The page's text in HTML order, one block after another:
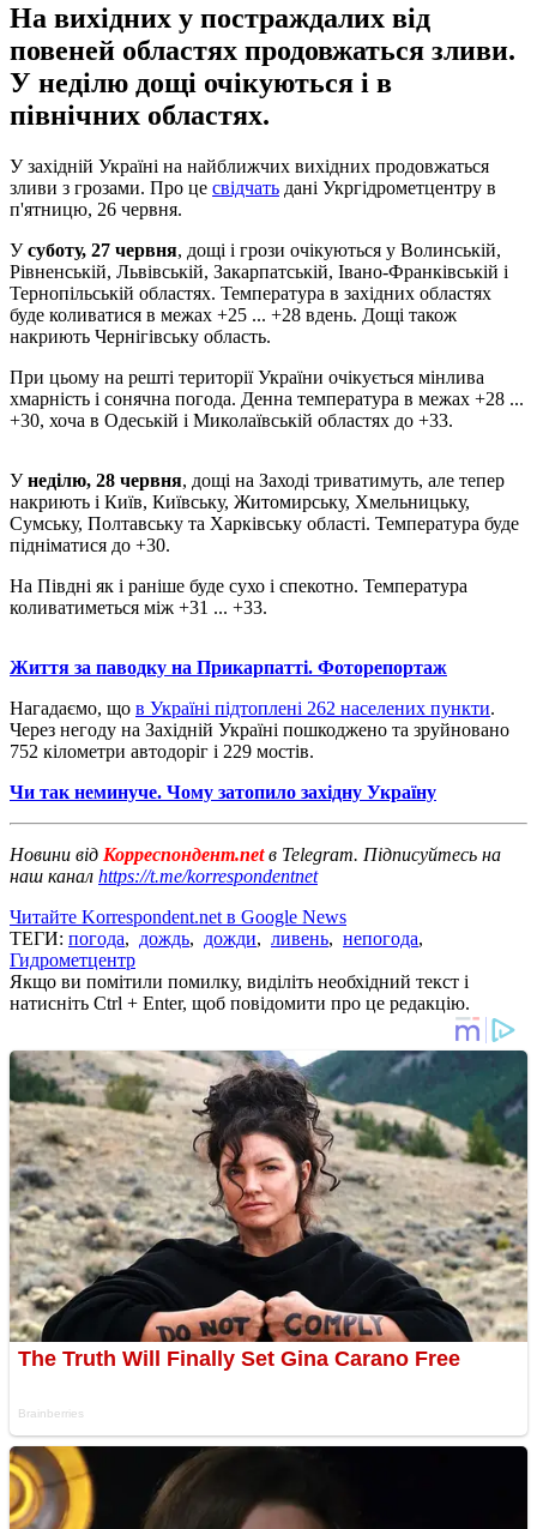
На вихідних у постраждалих від
повеней областях продовжаться зливи.
У неділю дощі очікуються і в
північних областях.
У західній Україні на найближчих вихідних продовжаться
зливи з грозами. Про це свідчать дані Укргідрометцентру в
п'ятницю, 26 червня.
Усуботу, 27 червня, дощі і грози очікуються у Волинській,
Рівненській, Львівській, Закарпатській, Івано-Франківській і
Тернопільській областях. Температура в західних областях
буде коливатися в межах +25 ... +28 вдень. Дощі також
накриють Чернігівську область.
При цьому на решті території України очікується мінлива
хмарність і сонячна погода. Денна температура в межах +28 ...
+30, хоча в Одеській і Миколаївській областях до +33.
Унеділю, 28 червня, дощі на Заході триватимуть, але тепер
накриють і Київ, Київську, Житомирську, Хмельницьку,
Сумську, Полтавську та Харківську області. Температура буде
підніматися до +30.
На Півдні як і раніше буде сухо і спекотно. Температура
коливатиметься між +31 ... +33.
Життя за паводку на Прикарпатті. Фоторепортаж
Нагадаємо, що в Україні підтоплені 262 населених пункти.
Через негоду на Західній Україні пошкоджено та зруйновано
752 кілометри автодоріг і 229 мостів.
Чи так неминуче. Чому затопило західну Україну
Новини від Корреспондент.netв Telegram. Підписуйтесь на
наш канал https://t.me/korrespondentnet
Читайте Korrespondent.net в Google News
ТЕГИ: погода, дождь, дожди, ливень, непогода,
Гидрометцентр
Якщо ви помітили помилку, виділіть необхідний текст і
натисніть Ctrl + Enter, щоб повідомити про це редакцію.